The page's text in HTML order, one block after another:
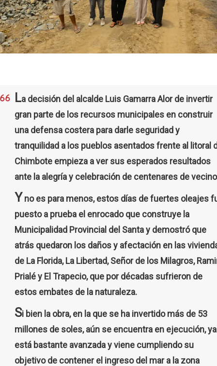
La decisión del alcalde Luis Gamarra Alor de invertir
gran parte de los recursos municipales en construir
una defensa costera para darle seguridad y
tranquilidad a los pueblos asentados frente al litoral
Chimbote empieza a ver sus esperados resultados
ante la alegría y celebración de centenares de
Y no es para menos, estos días de fuertes oleajes
puesto a prueba el enrocado que construye la
Municipalidad Provincial del Santa y demostró que
atrás quedaron los daños y afectación en las
de La Florida, La Libertad, Señor de los Milagros,
Prialé y El Trapecio, que por décadas sufrieron de
estos embates de la naturaleza.
Si bien la obra, en la que se ha invertido más de 53
millones de soles, aún se encuentra en ejecución, ya
está bastante avanzada y viene cumpliendo su
objetivo de contener el ingreso del mar a la zona